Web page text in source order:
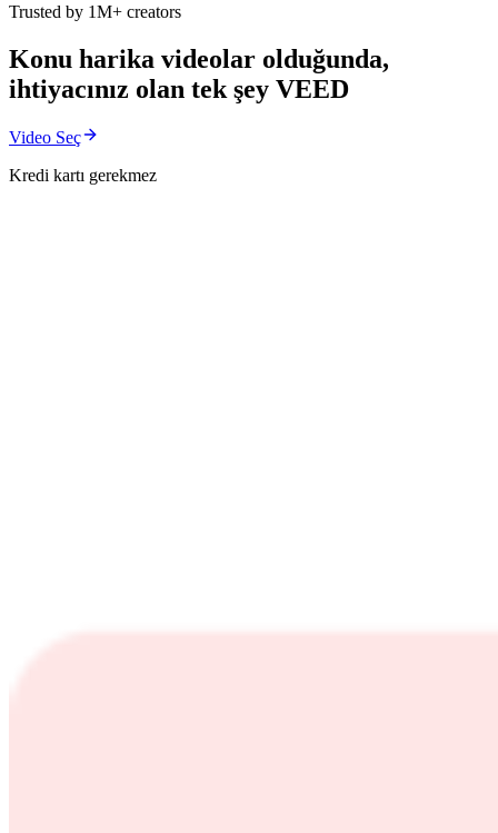
Trusted by 1M+ creators
Konu harika videolar olduğunda,
ihtiyacınız olan tek şey VEED
Video Seç
Kredi kartı gerekmez